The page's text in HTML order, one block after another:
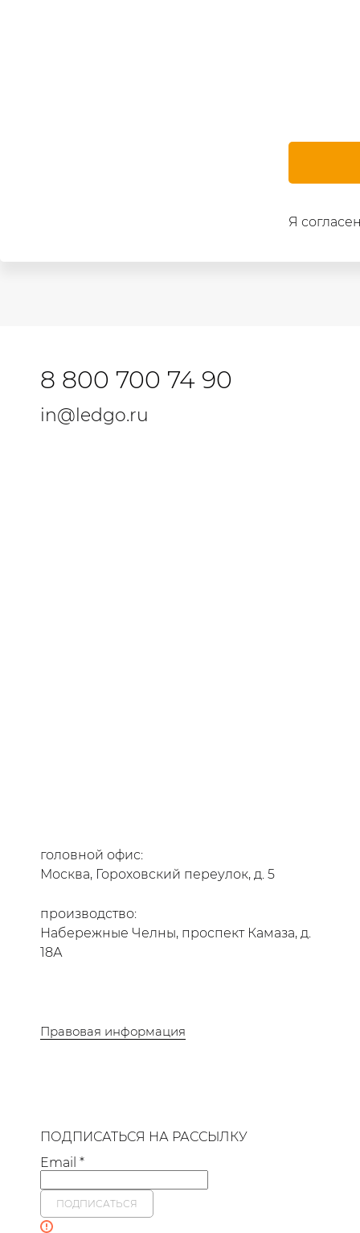
Я
8 800 700 74 90
in@ledgo.ru
головной офис:
Москва, Гороховский переулок, д. 5
производство:
Набережные Челны, проспект Камаза, д.
18А
Правовая информация
ПОДПИСАТЬСЯ НА РАССЫЛКУ
Email *
ПОДПИСАТЬСЯ